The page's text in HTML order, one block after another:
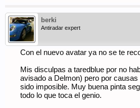
berki
Antiradar expert
Con el nuevo avatar ya no se te
Mis disculpas a taredblue por no
avisado a Delmon) pero por
sido imposible. Muy buena pinta
todo lo que toca el genio.